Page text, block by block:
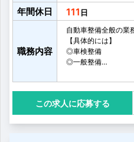
年間休日 111
職務内容
自動車整備全般の業
【具体的には】
◎車検整備
◎一般整備
などを行っていただ
応募する